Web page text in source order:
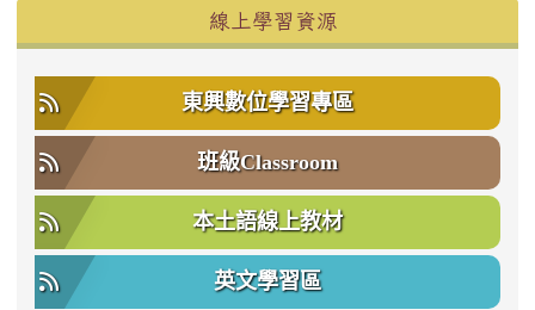
線上學習資源
東興數位學習專區
班級Classroom
本土語線上教材
英文學習區